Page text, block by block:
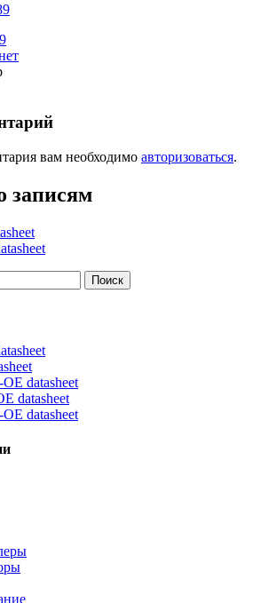
вам необходимо авторизоваться.
записям
datasheet
datasheet
datasheet